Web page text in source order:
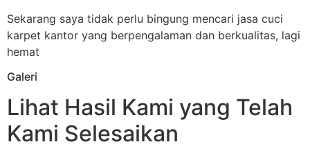
Sekarang saya tidak perlu bingung mencari jasa cuci
karpet kantor yang berpengalaman dan berkualitas, lagi
hemat
Galeri
Lihat Hasil Kami yang Telah
Kami Selesaikan